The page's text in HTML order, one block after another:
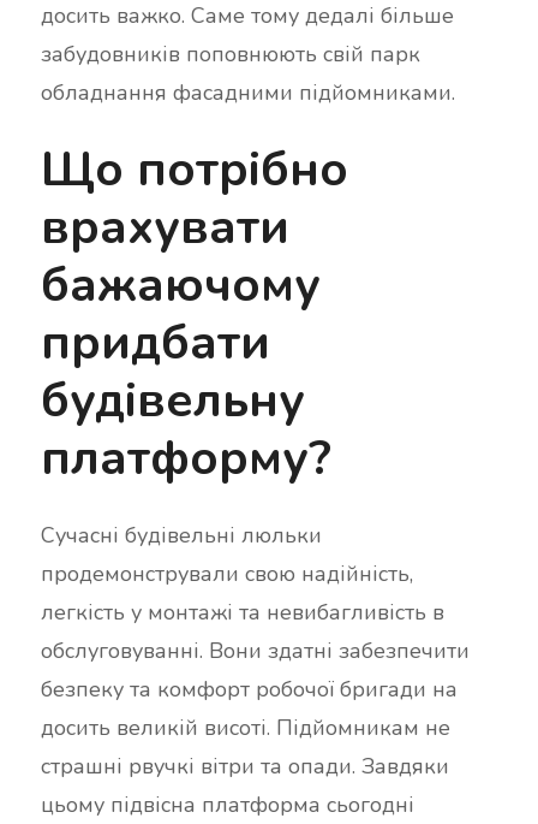
досить важко. Саме тому дедалі більше
забудовників поповнюють свій парк
обладнання фасадними підйомниками.
Що потрібно
врахувати
бажаючому
придбати
будівельну
платформу?
Сучасні будівельні люльки
продемонстрували свою надійність,
легкість у монтажі та невибагливість в
обслуговуванні. Вони здатні забезпечити
безпеку та комфорт робочої бригади на
досить великій висоті. Підйомникам не
страшні рвучкі вітри та опади. Завдяки
цьому підвісна платформа сьогодні